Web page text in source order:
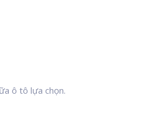
ô tô lựa chọn.